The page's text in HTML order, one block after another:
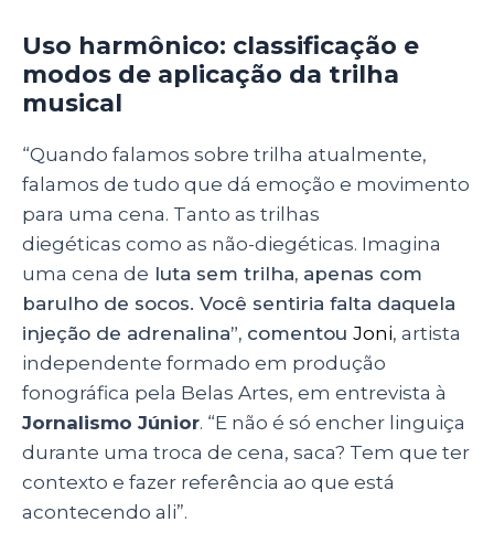
Uso harmônico: classificação e
modos de aplicação da trilha
musical
“Quando falamos sobre trilha atualmente,
falamos de tudo que dá emoção e movimento
para uma cena. Tanto as trilhas
diegéticas como as não-diegéticas. Imagina
uma cena de luta sem trilha, apenas com
barulho de socos. Você sentiria falta daquela
injeção de adrenalina”, comentou Joni, artista
independente formado em produção
fonográfica pela Belas Artes, em entrevista à
Jornalismo Júnior. “E não é só encher linguiça
durante uma troca de cena, saca? Tem que ter
contexto e fazer referência ao que está
acontecendo ali”.